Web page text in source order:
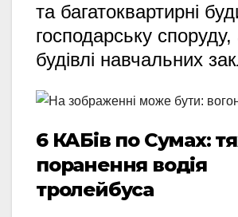
та багатоквартирні
господарську споруду,
будівлі навчальних
6 КАБів по Сумах:
поранення водія
тролейбуса